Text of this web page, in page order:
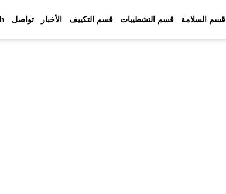
قسم السلامة قسم التشطيبات قسم التكييف الأخبار تواصل